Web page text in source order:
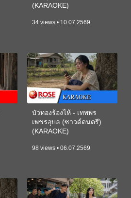
(KARAOKE)
34 views • 10.07.2569
บัวทองร้องไห้ - เทพพร
เพชรอุบล (ซาวด์ดนตรี)
(KARAOKE)
98 views • 06.07.2569